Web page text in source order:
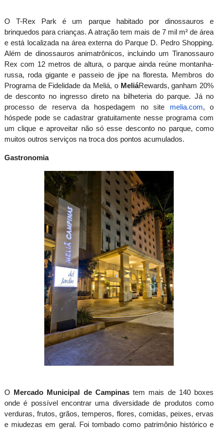
O T-Rex Park é um parque habitado por dinossauros e
brinquedos para crianças. A atração tem mais de 7 mil m² de área
e está localizada na área externa do Parque D. Pedro Shopping.
Além de dinossauros animatrônicos, incluindo um Tiranossauro
Rex com 12 metros de altura, o parque ainda reúne montanha-
russa, roda gigante e passeio de jipe na floresta. Membros do
Programa de Fidelidade da Meliá, o MeliáRewards, ganham 20%
de desconto no ingresso direto na bilheteria do parque. Já no
processo de reserva da hospedagem no site melia.com, o
hóspede pode se cadastrar gratuitamente nesse programa com
um clique e aproveitar não só esse desconto no parque, como
muitos outros serviços na troca dos pontos acumulados.
Gastronomia
O Mercado Municipal de Campinastem mais de 140 boxes
onde é possível encontrar uma diversidade de produtos como
verduras, frutos, grãos, temperos, flores, comidas, peixes, ervas
e miudezas em geral. Foi tombado como patrimônio histórico e